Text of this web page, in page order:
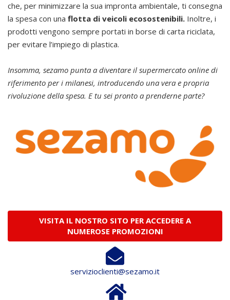
che, per minimizzare la sua impronta ambientale, ti consegna
la spesa con una flotta di veicoli ecosostenibili. Inoltre, i
prodotti vengono sempre portati in borse di carta riciclata,
per evitare l’impiego di plastica.
Insomma, sezamo punta a diventare il supermercato online di
riferimento per i milanesi, introducendo una vera e propria
rivoluzione della spesa. E tu sei pronto a prenderne parte?
VISITA IL NOSTRO SITO PER ACCEDERE A
NUMEROSE PROMOZIONI
servizioclienti@sezamo.it